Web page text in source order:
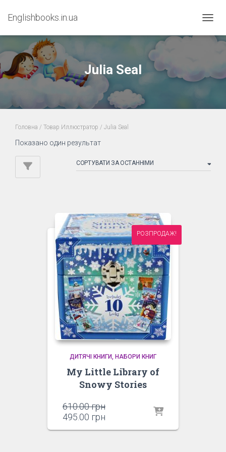
Englishbooks.in.ua
Julia Seal
Головна / Товар Иллюстратор / Julia Seal
Показано один результат
РОЗПРОДАЖ!
ДИТЯЧІ КНИГИ НАБОРИ КНИГ
My Little Library of
Snowy Stories
610.00грнОригінальна
495.00 грн